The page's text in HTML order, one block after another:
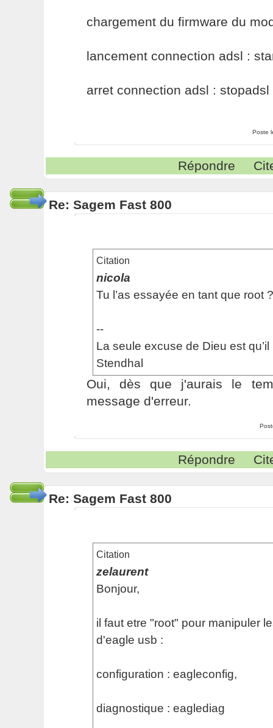
chargement du firmware du
lancement connection adsl :
arret connection adsl : stopadsl
Poste
Répondre
Re: Sagem Fast 800
Citation
nicola
Tu l’as essayée en tant que root ?
--
La seule excuse de Dieu est qu’il
Stendhal
Oui, dès que j'aurais le
message d'erreur.
Répondre
Re: Sagem Fast 800
Citation
zelaurent
Bonjour,
il faut etre "root" pour manipuler
d'eagle usb :
configuration : eagleconfig,
diagnostique : eaglediag